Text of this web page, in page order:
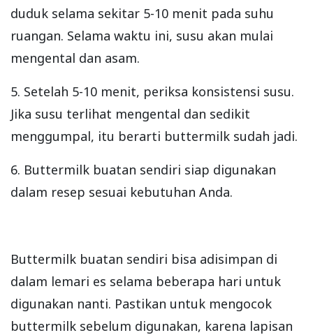
duduk selama sekitar 5-10 menit pada suhu
ruangan. Selama waktu ini, susu akan mulai
mengental dan asam.
5. Setelah 5-10 menit, periksa konsistensi susu.
Jika susu terlihat mengental dan sedikit
menggumpal, itu berarti buttermilk sudah jadi.
6. Buttermilk buatan sendiri siap digunakan
dalam resep sesuai kebutuhan Anda.
Buttermilk buatan sendiri bisa adisimpan di
dalam lemari es selama beberapa hari untuk
digunakan nanti. Pastikan untuk mengocok
buttermilk sebelum digunakan, karena lapisan